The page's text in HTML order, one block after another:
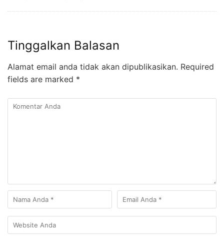
Tinggalkan Balasan
Alamat email anda tidak akan dipublikasikan. Required
fields are marked *